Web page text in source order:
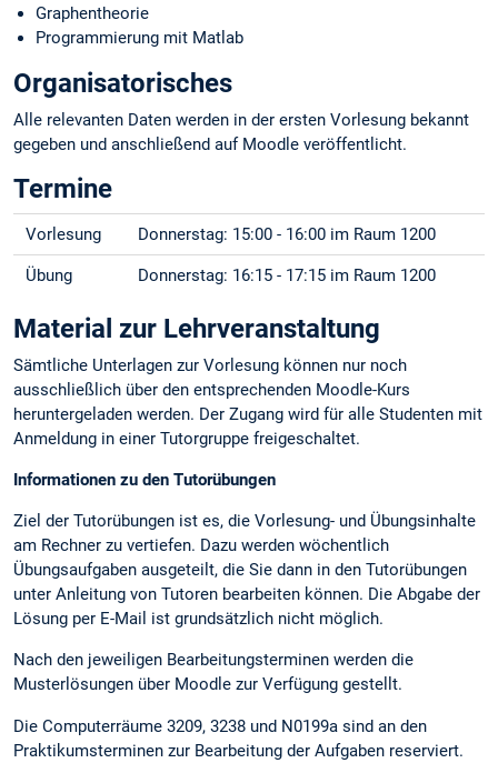
Graphentheorie
Programmierung mit Matlab
Organisatorisches
Alle relevanten Daten werden in der ersten Vorlesung bekannt
gegeben und anschließend auf Moodle veröffentlicht.
Termine
Vorlesung Donnerstag: 15:00 - 16:00 im Raum 1200
Übung Donnerstag: 16:15 - 17:15 im Raum 1200
Material zur Lehrveranstaltung
Sämtliche Unterlagen zur Vorlesung können nur noch
ausschließlich über den entsprechenden Moodle-Kurs
heruntergeladen werden. Der Zugang wird für alle Studenten mit
Anmeldung in einer Tutorgruppe freigeschaltet.
Informationen zu den Tutorübungen
Ziel der Tutorübungen ist es, die Vorlesung- und Übungsinhalte
am Rechner zu vertiefen. Dazu werden wöchentlich
Übungsaufgaben ausgeteilt, die Sie dann in den Tutorübungen
unter Anleitung von Tutoren bearbeiten können. Die Abgabe der
Lösung per E-Mail ist grundsätzlich nicht möglich.
Nach den jeweiligen Bearbeitungsterminen werden die
Musterlösungen über Moodle zur Verfügung gestellt.
Die Computerräume 3209, 3238 und N0199a sind an den
Praktikumsterminen zur Bearbeitung der Aufgaben reserviert.